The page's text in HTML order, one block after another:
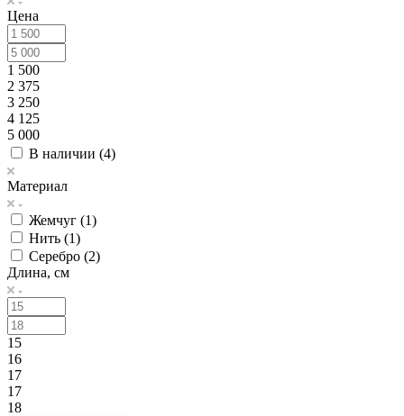
Цена
1 500
2 375
3 250
4 125
5 000
В наличии (4)
Материал
Жемчуг (1)
Нить (1)
Серебро (2)
Длина, см
15
16
17
17
18